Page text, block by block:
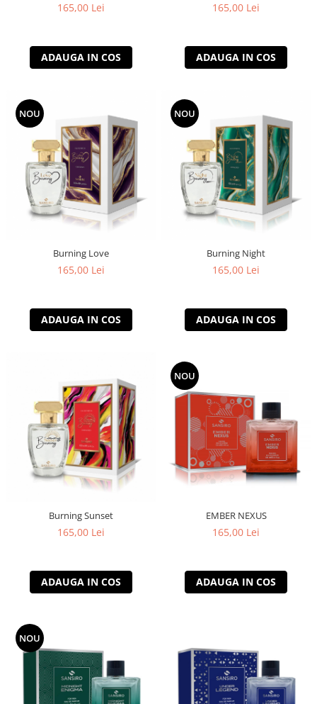
165,00 Lei
ADAUGA IN COS
165,00 Lei
ADAUGA IN COS
NOU
Burning Love
165,00 Lei
ADAUGA IN COS
NOU
Burning Night
165,00 Lei
ADAUGA IN COS
Burning Sunset
165,00 Lei
ADAUGA IN COS
NOU
EMBER NEXUS
165,00 Lei
ADAUGA IN COS
NOU